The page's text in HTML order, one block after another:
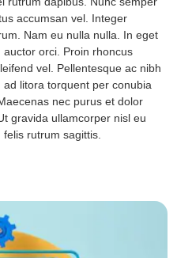
accumsan vel. Integer
Nam eu nulla nulla. In eget
orci. Proin rhoncus
vel. Pellentesque ac nibh
litora torquent per conubia
nec purus et dolor
gravida ullamcorper nisl eu
rutrum sagittis.